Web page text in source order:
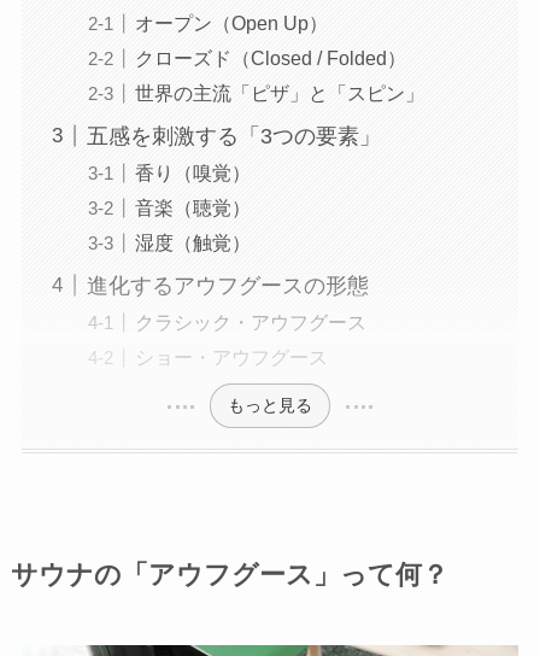
オープン（Open Up）
クローズド（Closed / Folded）
世界の主流「ピザ」と「スピン」
五感を刺激する「3つの要素」
香り（嗅覚）
音楽（聴覚）
湿度（触覚）
進化するアウフグースの形態
クラシック・アウフグース
ショー・アウフグース
もっと見る
サウナの「アウフグース」って何？